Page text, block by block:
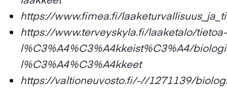
https://www.fimea.fi/
https://www.terveyskyla.fi/laaketalo/tietoa-
l%C3%A4%C3%A4kkeist%C3%A4/
l%C3%A4%C3%A4kkeet
https://valtioneuvosto.fi/-//1271139/